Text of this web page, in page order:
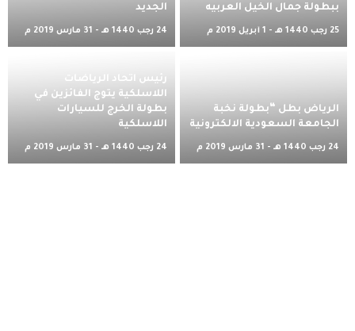
ببطولة جمال الخيل العربيه
25 رجب 1440 هـ - 1 أبريل 2019 م
الجديد
24 رجب 1440 هـ - 31 مارس 2019 م
الرياض بطل “بطولة نخبة
الجامعة السعودية الالكترونية
24 رجب 1440 هـ - 31 مارس 2019 م
رئيس اتحاد الرياضات
اللاسلكية يتوج الفائزين في
بطولة الخرج للسيارات
اللاسلكية
24 رجب 1440 هـ - 31 مارس 2019 م